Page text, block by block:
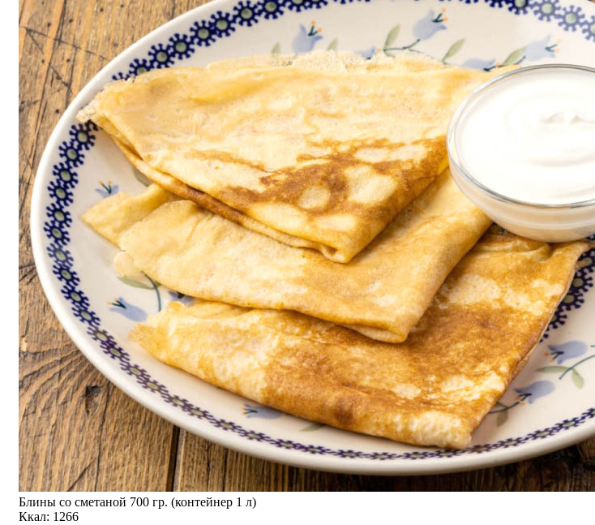
Блины со сметаной 700 гр. (контейнер 1 л)
Ккал: 1266